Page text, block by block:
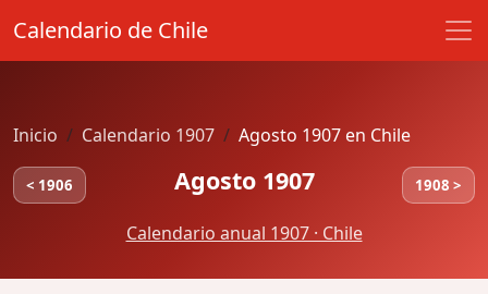
Calendario de Chile
Inicio Calendario 1907 Agosto 1907 en Chile
< 1906 Agosto 1907 1908 >
Calendario anual 1907 · Chile